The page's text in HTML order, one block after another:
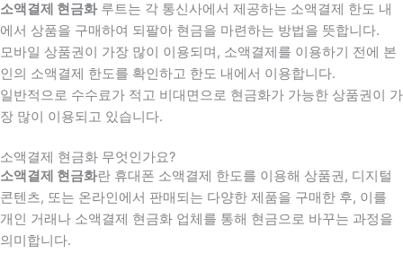
소액결제 현금화루트는 각 통신사에서 제공하는 소액결제 한도 내
에서 상품을 구매하여 되팔아 현금을 마련하는 방법을 뜻합니다.
모바일 상품권이 가장 많이 이용되며, 소액결제를 이용하기 전에 본
인의 소액결제 한도를 확인하고 한도 내에서 이용합니다.
일반적으로 수수료가 적고 비대면으로 현금화가 가능한 상품권이 가
장 많이 이용되고 있습니다.
소액결제 현금화 무엇인가요?
소액결제 현금화란 휴대폰 소액결제 한도를 이용해 상품권, 디지털
콘텐츠, 또는 온라인에서 판매되는 다양한 제품을 구매한 후, 이를
개인 거래나 소액결제 현금화 업체를 통해 현금으로 바꾸는 과정을
의미합니다.